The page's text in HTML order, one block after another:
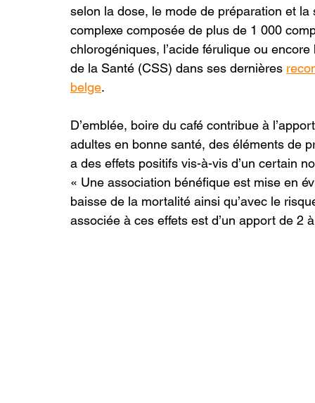
selon la dose, le mode de préparation et la
complexe composée de plus de 1 000
chlorogéniques, l’acide férulique ou
de la Santé (CSS) dans ses dernières
belge.
D’emblée, boire du café contribue à
adultes en bonne santé, des éléments de
a des effets positifs vis-à-vis d’un certain
« Une association bénéfique est mise en
baisse de la mortalité ainsi qu’avec le
associée à ces effets est d’un apport de 2